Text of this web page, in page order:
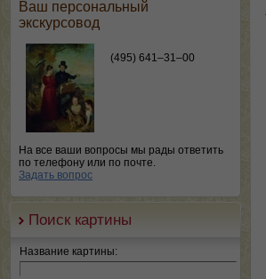
Ваш персональный
экскурсовод
(495) 641–31–00
На все ваши вопросы мы рады ответить
по телефону или по почте.
Задать вопрос
Поиск картины
Название картины: